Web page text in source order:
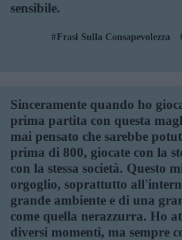
sensibile.
Frasi Sulla Consapevolezza
Sinceramente quando ho
prima partita con questa
mai pensato che sarebbe
prima di 800, giocate con la
con la stessa società. Questo
orgoglio, soprattutto
grande ambiente e di una
come quella nerazzurra. Ho
diversi momenti, ma sempre